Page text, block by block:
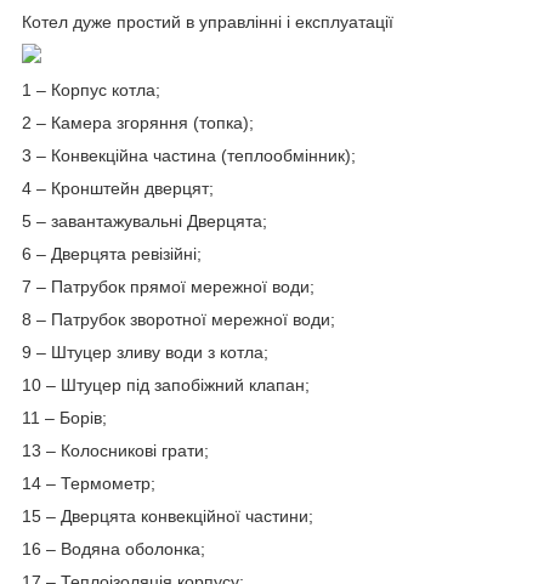
Котел дуже простий в управлінні і експлуатації
1 – Корпус котла;
2 – Камера згоряння (топка);
3 – Конвекційна частина (теплообмінник);
4 – Кронштейн дверцят;
5 – завантажувальні Дверцята;
6 – Дверцята ревізійні;
7 – Патрубок прямої мережної води;
8 – Патрубок зворотної мережної води;
9 – Штуцер зливу води з котла;
10 – Штуцер під запобіжний клапан;
11 – Борів;
13 – Колосникові грати;
14 – Термометр;
15 – Дверцята конвекційної частини;
16 – Водяна оболонка;